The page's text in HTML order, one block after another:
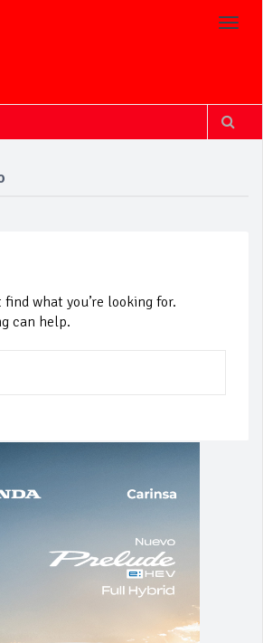
find what you’re looking for.
can help.